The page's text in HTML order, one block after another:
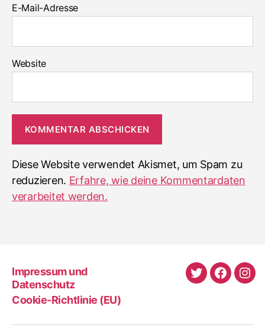
E-Mail-Adresse
Website
Diese Website verwendet Akismet, um Spam zu
reduzieren. Erfahre, wie deine Kommentardaten
verarbeitet werden.
Impressum und
Datenschutz
Cookie-Richtlinie (EU)
Twitter